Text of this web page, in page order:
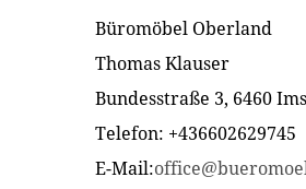
Büromöbel Oberland
Thomas Klauser
Bundesstraße 3, 6460
Telefon: +436602629745
E-Mail: